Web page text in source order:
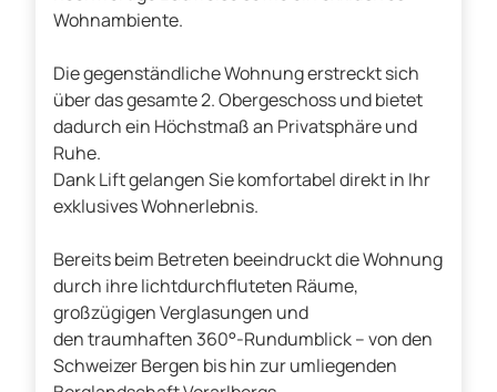
Wohnambiente.
Die gegenständliche Wohnung erstreckt sich
über das gesamte 2. Obergeschoss und bietet
dadurch ein Höchstmaß an Privatsphäre und
Ruhe.
Dank Lift gelangen Sie komfortabel direkt in Ihr
exklusives Wohnerlebnis.
Bereits beim Betreten beeindruckt die Wohnung
durch ihre lichtdurchfluteten Räume,
großzügigen Verglasungen und
den traumhaften 360°-Rundumblick – von den
Schweizer Bergen bis hin zur umliegenden